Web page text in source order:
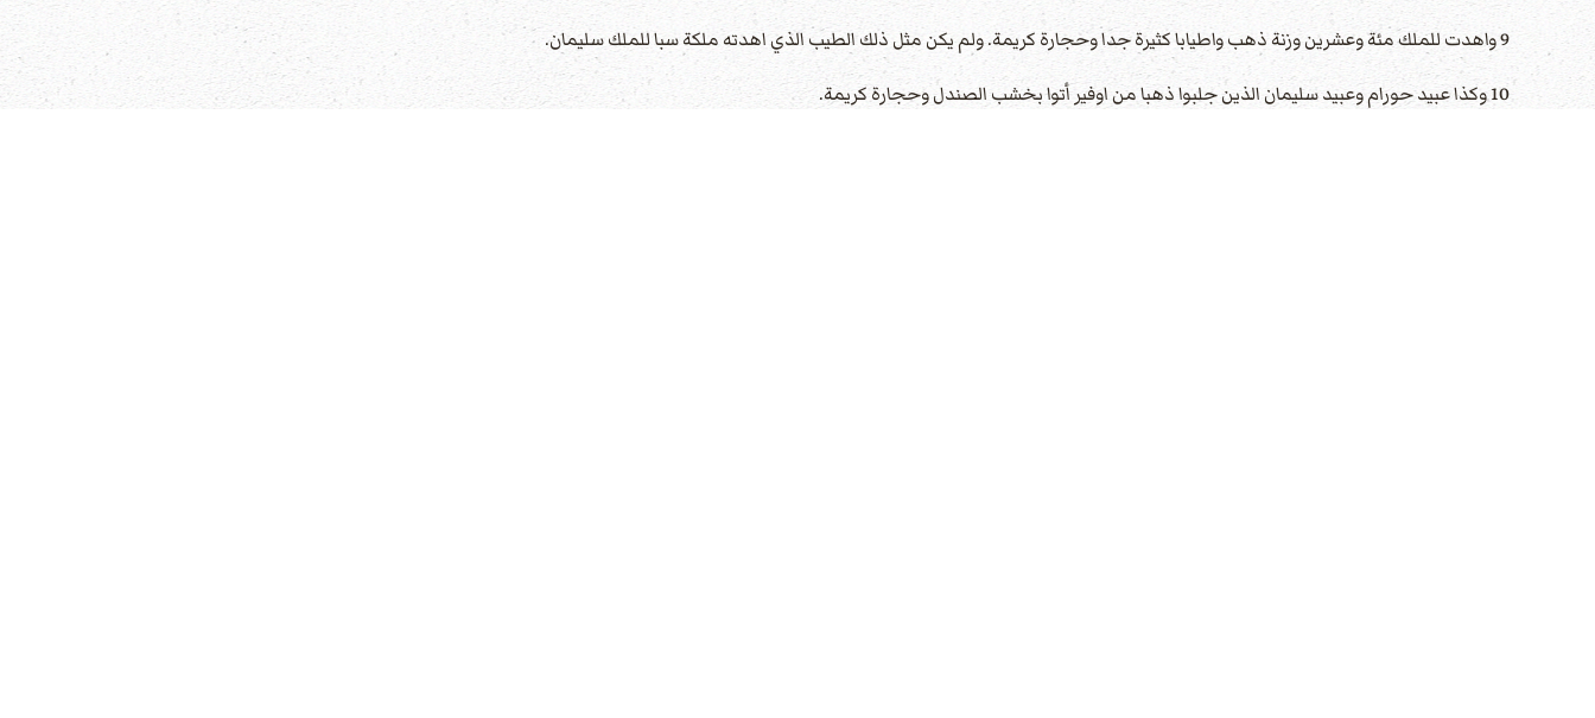
9 واهدت للملك مئة وعشرين وزنة ذهب واطيابا كثيرة جدا وحجارة كريمة. ولم يكن مثل ذلك الطيب الذي اهدته ملكة سبا للملك سليمان.
10 وكذا عبيد حورام وعبيد سليمان الذين جلبوا ذهبا من اوفير أتوا بخشب الصندل وحجارة كريمة.